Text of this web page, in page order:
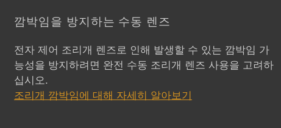
깜박임을 방지하는 수동 렌즈
전자 제어 조리개 렌즈로 인해 발생할 수 있는 깜박임 가
능성을 방지하려면 완전 수동 조리개 렌즈 사용을 고려하
십시오.
조리개 깜박임에 대해 자세히 알아보기